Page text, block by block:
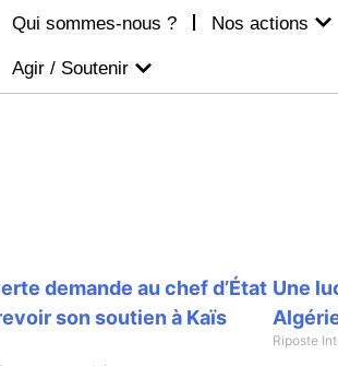
Qui sommes-nous ? Nos actions
Agir / Soutenir
demande au chef d’État
son soutien à Kaïs
Une
Riposte